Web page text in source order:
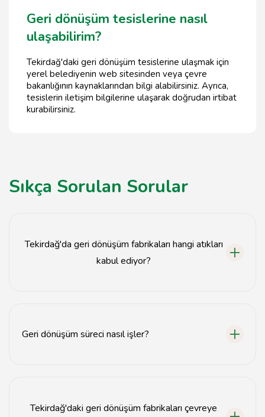
Geri dönüşüm tesislerine nasıl
ulaşabilirim?
Tekirdağ'daki geri dönüşüm tesislerine ulaşmak için
yerel belediyenin web sitesinden veya çevre
bakanlığının kaynaklarından bilgi alabilirsiniz. Ayrıca,
tesislerin iletişim bilgilerine ulaşarak doğrudan irtibat
kurabilirsiniz.
Sıkça Sorulan Sorular
Tekirdağ'da geri dönüşüm fabrikaları hangi atıkları
kabul ediyor?
Geri dönüşüm süreci nasıl işler?
Tekirdağ'daki geri dönüşüm fabrikaları çevreye